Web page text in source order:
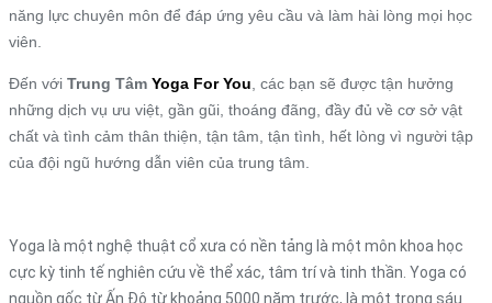
năng lực chuyên môn để đáp ứng yêu cầu và làm hài lòng mọi học
viên.
Đến với Trung Tâm Yoga For You, các bạn sẽ được tận hưởng
những dịch vụ ưu việt, gần gũi, thoáng đãng, đầy đủ về cơ sở vật
chất và tình cảm thân thiện, tận tâm, tận tình, hết lòng vì người tập
của đội ngũ hướng dẫn viên của trung tâm.
Yoga là một nghệ thuật cổ xưa có nền tảng là một môn khoa học
cực kỳ tinh tế nghiên cứu về thể xác, tâm trí và tinh thần. Yoga có
nguồn gốc từ Ấn Độ từ khoảng 5000 năm trước, là một trong sáu